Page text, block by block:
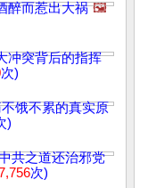
醉而惹出大祸 🖼️
冲突背后的指挥
次)
饿不累的真实原
)
共之道还治邪党
次)